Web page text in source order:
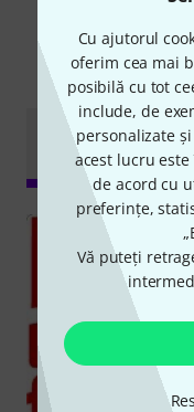
Cu ajutorul
oferim cea mai
posibilă cu tot
include, de
personalizate
acest lucru
de acord cu
preferințe,
Vă puteți
Toate
clipuri
video